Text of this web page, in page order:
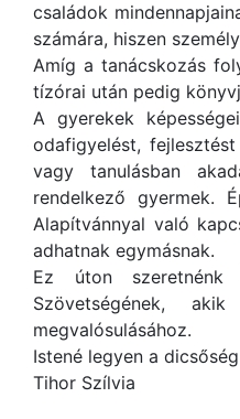
családok
számára, hiszen
Amíg a tanácskozás
tízórai után pedig
A gyerekek
odafigyelést,
vagy tanulásban
rendelkező gyermek.
Alapítvánnyal való
adhatnak egymásnak.
Ez úton szeretnénk
Szövetségének,
megvalósulásához.
Istené legyen a
Tihor Szílvia